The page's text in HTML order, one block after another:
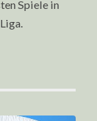
Spiele in